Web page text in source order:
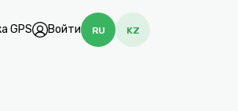
GPS Войти RU KZ